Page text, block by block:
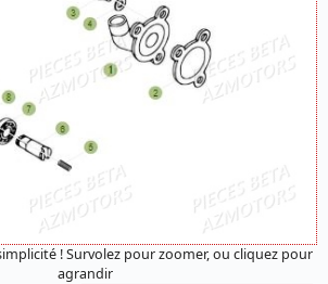
! Survolez pour zoomer, ou cliquez pour
agrandir